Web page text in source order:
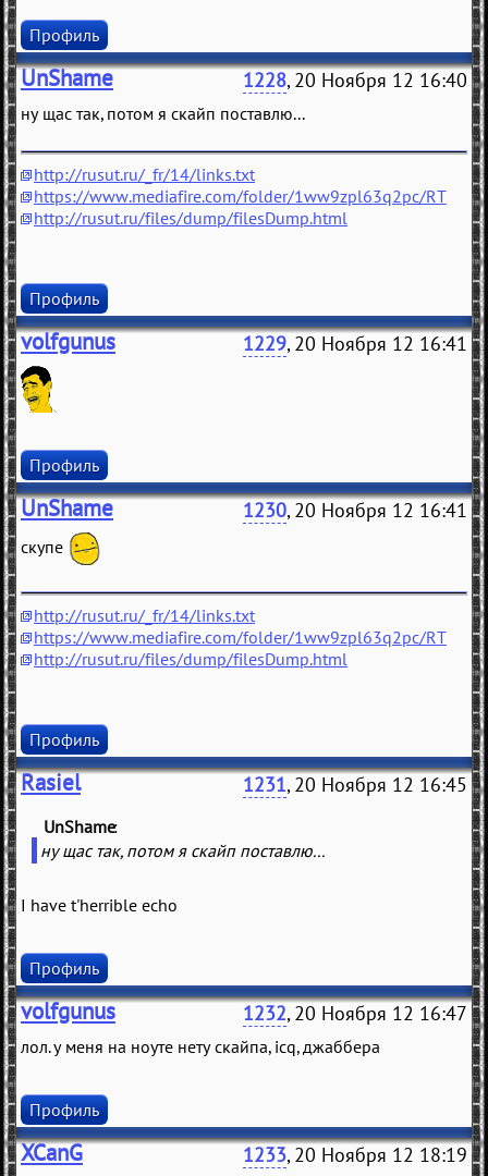
Профиль
UnShame 1228, 20 Ноября 12 16:40
ну щас так, потом я скайп поставлю...
http://rusut.ru/_fr/14/links.txt
https://www.mediafire.com/folder/1ww9zpl63q2pc/RT
http://rusut.ru/files/dump/filesDump.html
Профиль
volfgunus 1229, 20 Ноября 12 16:41
Профиль
UnShame 1230, 20 Ноября 12 16:41
скупе
http://rusut.ru/_fr/14/links.txt
https://www.mediafire.com/folder/1ww9zpl63q2pc/RT
http://rusut.ru/files/dump/filesDump.html
Профиль
Rasiel 1231, 20 Ноября 12 16:45
UnShame
ну щас так, потом я скайп поставлю...
I have t'herrible echo
Профиль
volfgunus 1232, 20 Ноября 12 16:47
лол. у меня на ноуте нету скайпа, icq, джаббера
Профиль
XCanG 1233, 20 Ноября 12 18:19